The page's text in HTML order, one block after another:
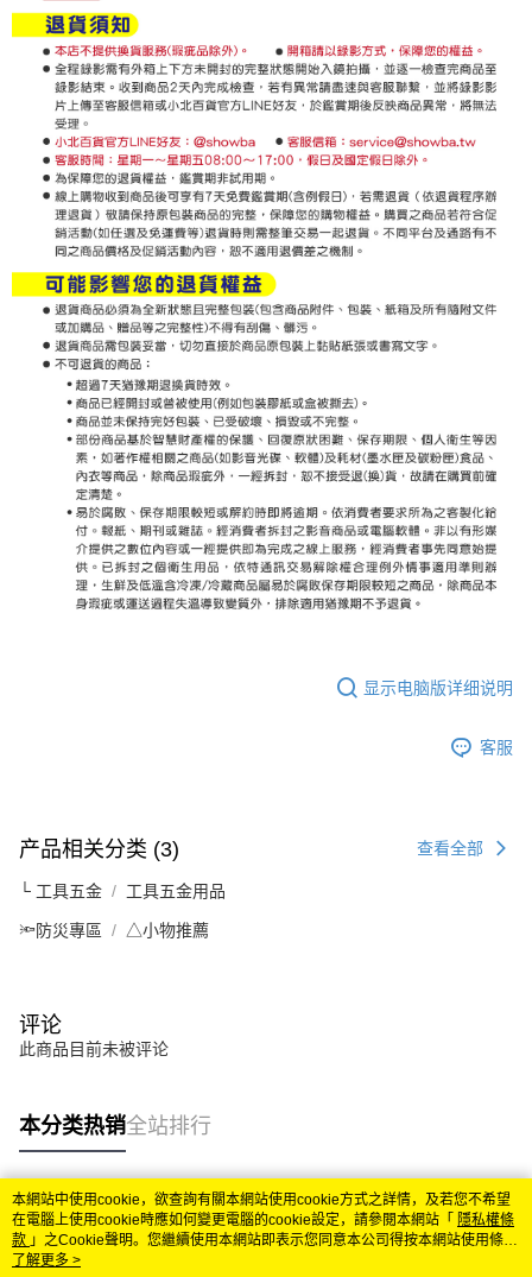
显示电脑版详细说明
客服
产品相关分类 (3) 查看全部
└ 工具五金 工具五金用品
🔦防災專區 △小物推薦
评论
此商品目前未被评论
本分类热销全站排行
热门标签
本網站中使用cookie，欲查詢有關本網站使用cookie方式之詳情，及若您不希望
在電腦上使用cookie時應如何變更電腦的cookie設定，請參閱本網站「 隱私權條
款 」之Cookie聲明。您繼續使用本網站即表示您同意本公司得按本網站使用條款
之Cookie聲明使用cookie。
了解更多 >